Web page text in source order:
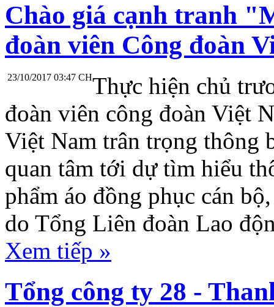
Chào giá cạnh tranh
đoàn viên Công đoàn
23/10/2017 03:47 CHThực hiện chủ
đoàn viên công đoàn Việt
Việt Nam trân trọng thông
quan tâm tới dự tìm hiểu
phẩm áo đồng phục cán
do Tổng Liên đoàn Lao
Xem tiếp »
Tổng công ty 28 -